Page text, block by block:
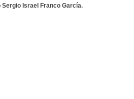
Israel Franco García.